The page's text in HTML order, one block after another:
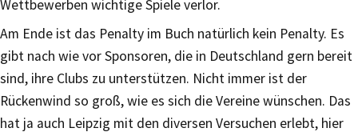
Wettbewerben wichtige Spiele verlor.
Am Ende ist das Penalty im Buch natürlich kein Penalty. Es
gibt nach wie vor Sponsoren, die in Deutschland gern bereit
sind, ihre Clubs zu unterstützen. Nicht immer ist der
Rückenwind so groß, wie es sich die Vereine wünschen. Das
hat ja auch Leipzig mit den diversen Versuchen erlebt, hier